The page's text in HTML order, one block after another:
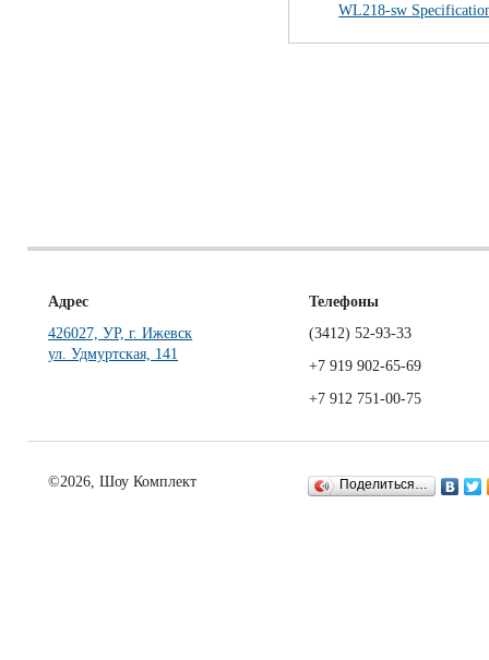
WL218-sw
Адрес
426027, УР, г. Ижевск
ул. Удмуртская, 141
Телефоны
(3412) 52-93-33
+7 919 902-65-69
+7 912 751-00-75
©2026, Шоу Комплект Поделиться…